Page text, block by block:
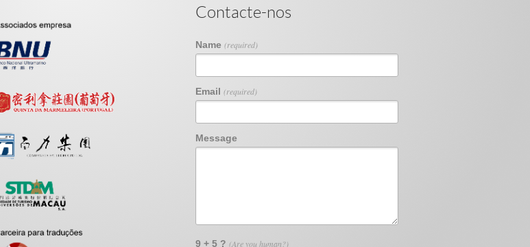
Contacte-nos
Name (required)
Email (required)
Message
9 + 5 ? (Are you human?)